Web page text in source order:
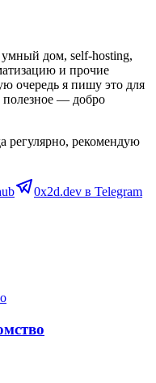
дом, self-hosting,
и прочие
очередь я пишу это для
полезное — добро
регулярно, рекомендую
0x2d.dev в Telegram